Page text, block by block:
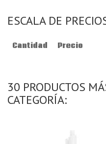
ESCALA DE
Cantidad Precio
30 PRODUCTOS
CATEGORÍA: